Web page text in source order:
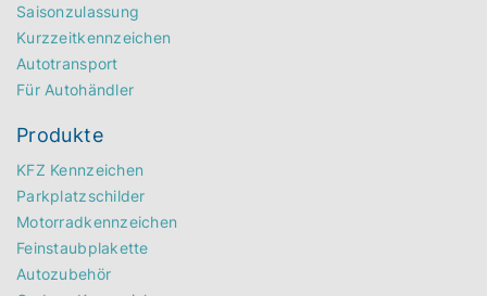
Saisonzulassung
Kurzzeitkennzeichen
Autotransport
Für Autohändler
Produkte
KFZ Kennzeichen
Parkplatzschilder
Motorradkennzeichen
Feinstaubplakette
Autozubehör